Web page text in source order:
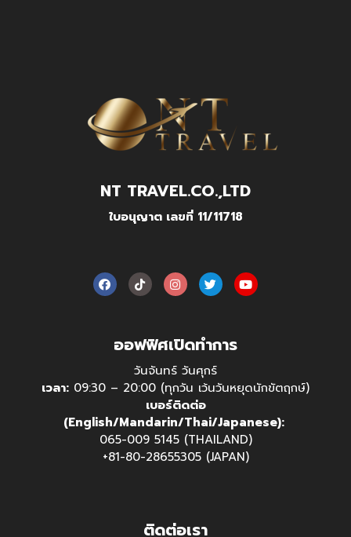
NT TRAVEL.CO.,LTD
ใบอนุญาต เลขที่ 11/11718
ออฟฟิศเปิดทำการ
วันจันทร์ วันศุกร์
เวลา: 09:30 – 20:00 (ทุกวัน เว้นวันหยุดนักขัตฤกษ์)
เบอร์ติดต่อ
(English/Mandarin/Thai/Japanese):
065-009 5145 (THAILAND)
+81-80-28655305 (JAPAN)
ติดต่อเรา